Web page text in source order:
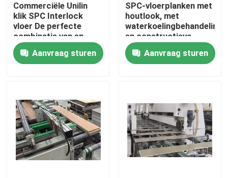
Home
About Us
Factory Tour
Commerciële Unilin
klik SPC Interlock
vloer De perfecte
combinatie van en
duurzaamheid
Aanvraag sturen
SPC-vloerplanken met
houtlook, met
waterkoelingbehandeling
en constructieve
slijtlaag/printlaag/
Aanvraag sturen